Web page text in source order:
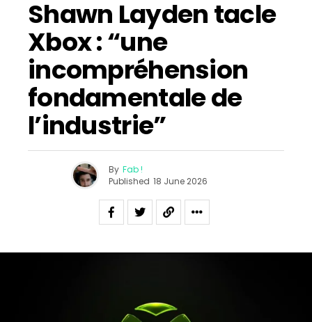
Shawn Layden tacle
Xbox : “une
incompréhension
fondamentale de
l’industrie”
By Fab !
Published 18 June 2026